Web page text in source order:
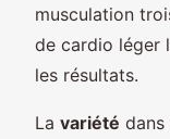
musculation
de cardio léger
les résultats.
La variété dans